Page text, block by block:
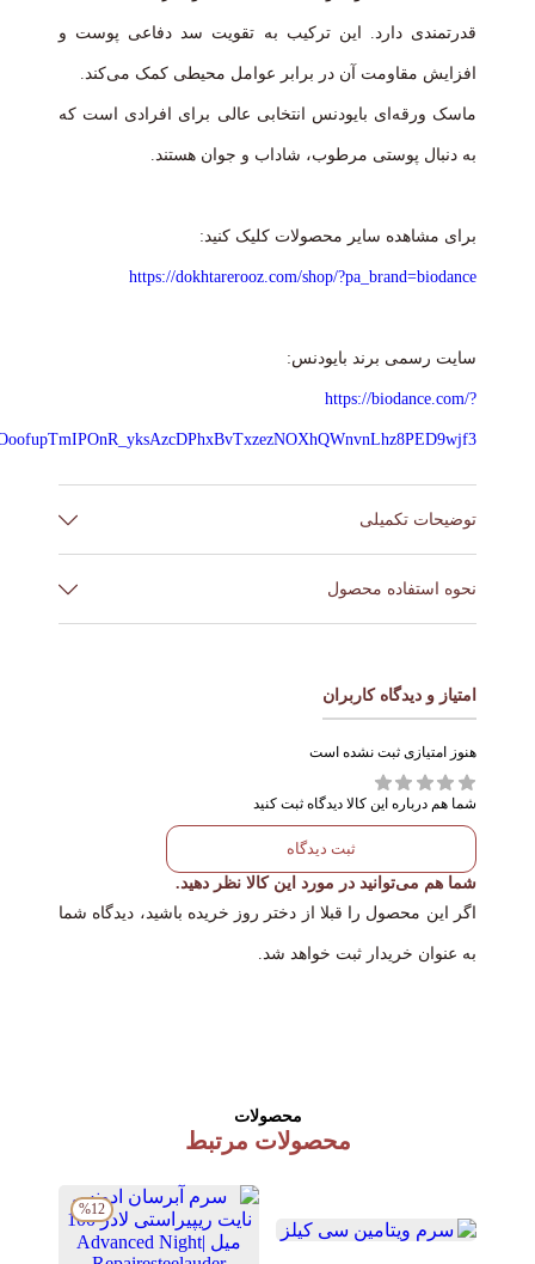
قدرتمندی دارد. این ترکیب به تقویت سد دفاعی پوست و
افزایش مقاومت آن در برابر عوامل محیطی کمک می‌کند.
ماسک ورقه‌ای بایودنس انتخابی عالی برای افرادی است که
به دنبال پوستی مرطوب، شاداب و جوان هستند.
برای مشاهده سایر محصولات کلیک کنید:
https://dokhtarerooz.com/shop/?pa_brand=biodance
سایت رسمی برند بایودنس:
https://biodance.com/?
توضیحات تکمیلی
برند Biodance
کره
حجم 34g
نوع
پوست
ترکیبات
پتائین, فیلترهای تخمیر گالاکتومایسس,
نیاسینامید, هیالورونیک اسید
نحوه استفاده محصول
پس از اتمام روتین پوستی ماسک را برداشته و روی صورت
بین سه الی پنج ساعت صبر کنید تا ماسک جذب پوست شود
و تبدیل به لایه نازک شود.
امتیاز و دیدگاه کاربران
هنوز امتیازی ثبت نشده است
شما هم درباره این کالا دیدگاه ثبت کنید
ثبت دیدگاه
شما هم می‌توانید در مورد این کالا نظر دهید.
اگر این محصول را قبلا از دختر روز خریده باشید، دیدگاه شما
به عنوان خریدار ثبت خواهد شد.
محصولات
محصولات مرتبط
%12